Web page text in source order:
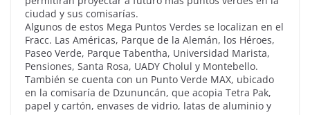
ciudad y sus comisarías.
Algunos de estos Mega Puntos Verdes se localizan en el
Fracc. Las Américas, Parque de la Alemán, los Héroes,
Paseo Verde, Parque Tabentha, Universidad Marista,
Pensiones, Santa Rosa, UADY Cholul y Montebello.
También se cuenta con un Punto Verde MAX, ubicado
en la comisaría de Dzununcán, que acopia Tetra Pak,
papel y cartón, envases de vidrio, latas de aluminio y